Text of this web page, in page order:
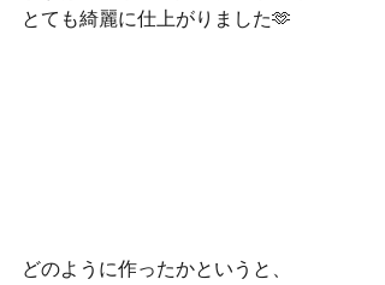
とても綺麗に仕上がりました🫶
どのように作ったかというと、